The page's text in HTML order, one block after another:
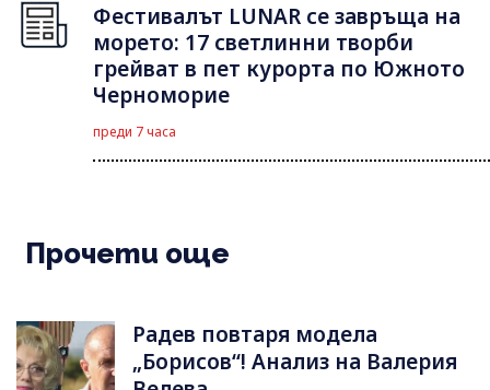
Фестивалът LUNAR се завръща на
морето: 17 светлинни творби
грейват в пет курорта по Южното
Черноморие
преди 7 часа
Прочети още
Радев повтаря модела
„Борисов“! Анализ на Валерия